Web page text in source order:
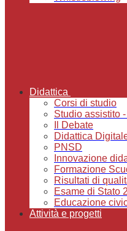
Didattica
Corsi di studio
Studio assistito
Il Debate
Didattica
PNSD
Innovazione
Formazione
Risultati di
Esame di Stato
Educazione
Attività e progetti